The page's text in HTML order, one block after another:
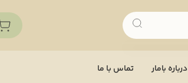
درباره بامار تماس با ما